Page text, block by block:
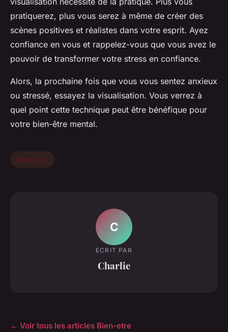
pratiquerez, plus vous serez à même de créer des
scènes positives et réalistes dans votre esprit. Ayez
confiance en vous et rappelez-vous que vous avez le
pouvoir de transformer votre stress en confiance.
Alors, la prochaine fois que vous vous sentez anxieux
ou stressé, essayez la visualisation. Vous verrez à
quel point cette technique peut être bénéfique pour
votre bien-être mental.
Bien-etre
C
ECRIT PAR
Charlie
← Voir tous les articles Bien-etre